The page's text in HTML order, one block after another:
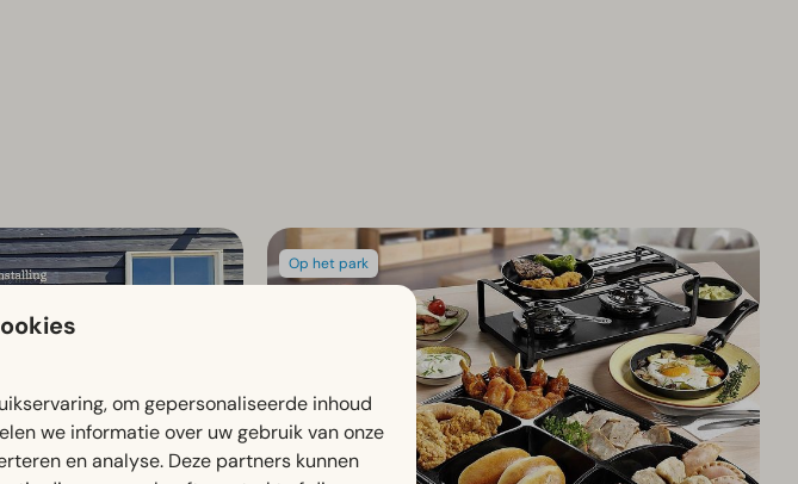
Op het park
om gepersonaliseerde inhoud
we informatie over uw gebruik van onze
en analyse. Deze partners kunnen